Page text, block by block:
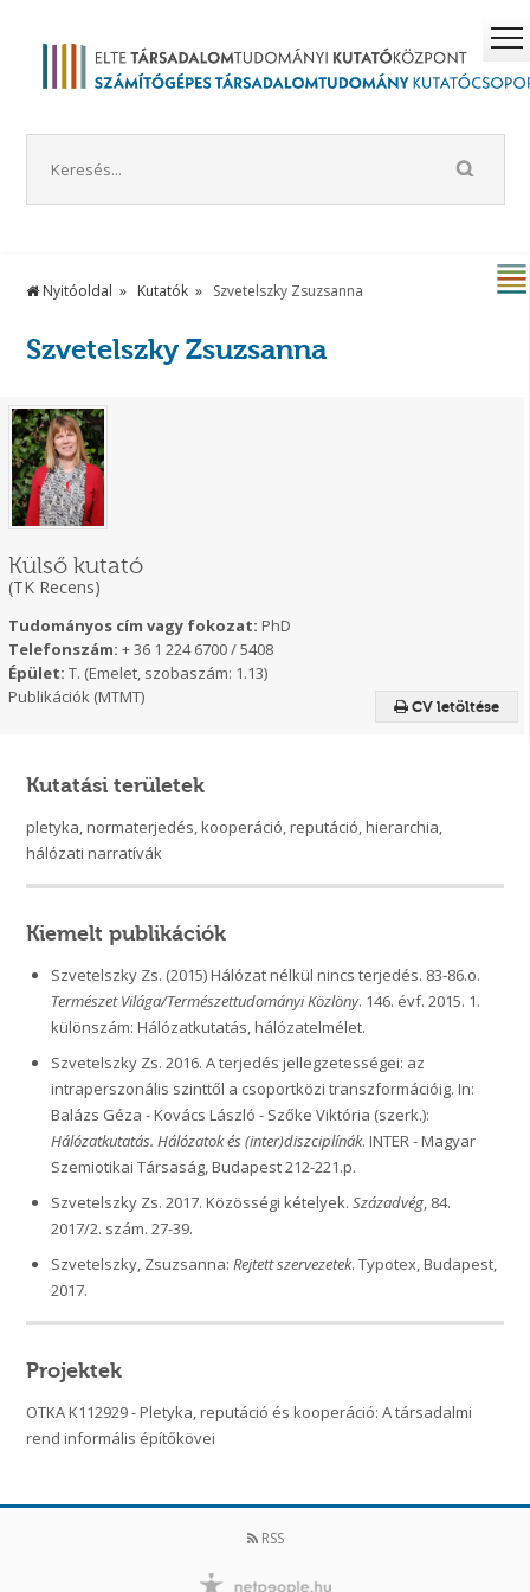
Nyitóoldal Kutatók Szvetelszky Zsuzsanna
Szvetelszky Zsuzsanna
CV letöltése
Külső kutató
(TK Recens)
Tudományos cím vagy fokozat: PhD
Telefonszám: + 36 1 224 6700 / 5408
Épület: T. (Emelet, szobaszám: 1.13)
Publikációk (MTMT)
Kutatási területek
pletyka, normaterjedés, kooperáció, reputáció, hierarchia,
hálózati narratívák
Kiemelt publikációk
Szvetelszky Zs. (2015) Hálózat nélkül nincs terjedés. 83-86.o.
Természet Világa/Természettudományi Közlöny. 146. évf. 2015. 1.
különszám: Hálózatkutatás, hálózatelmélet.
Szvetelszky Zs. 2016. A terjedés jellegzetességei: az
intraperszonális szinttől a csoportközi transzformációig. In:
Balázs Géza - Kovács László - Szőke Viktória (szerk.):
Hálózatkutatás. Hálózatok és (inter)diszciplínák. INTER - Magyar
Szemiotikai Társaság, Budapest 212-221.p.
Szvetelszky Zs. 2017. Közösségi kételyek. Századvég, 84.
2017/2. szám. 27-39.
Szvetelszky, Zsuzsanna: Rejtett szervezetek. Typotex, Budapest,
2017.
Projektek
OTKA K112929 - Pletyka, reputáció és kooperáció: A társadalmi
rend informális építőkövei
RSS